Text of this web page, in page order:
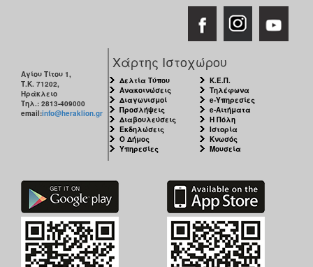
Αγίου Τίτου 1,
Τ.Κ. 71202,
Ηράκλειο
Τηλ.: 2813-409000
email:info@heraklion.gr
Χάρτης Ιστοχώρου
Δελτία Τύπου
Ανακοινώσεις
Διαγωνισμοί
Προσλήψεις
Διαβουλεύσεις
Εκδηλώσεις
Ο Δήμος
Υπηρεσίες
Κ.Ε.Π.
Τηλέφωνα
e-Υπηρεσίες
e-Αιτήματα
Η Πόλη
Ιστορία
Κνωσός
Μουσεία